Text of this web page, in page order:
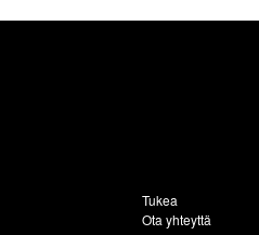
Tukea
Ota yhteyttä